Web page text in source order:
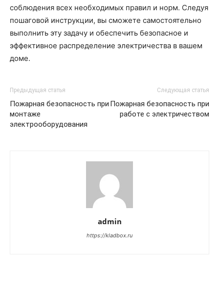
соблюдения всех необходимых правил и норм. Следуя
пошаговой инструкции, вы сможете самостоятельно
выполнить эту задачу и обеспечить безопасное и
эффективное распределение электричества в вашем
доме.
Предыдущая статья
Пожарная безопасность при
монтаже
электрооборудования
Следующая статья
Пожарная безопасность при
работе с электричеством
admin
https://kladbox.ru